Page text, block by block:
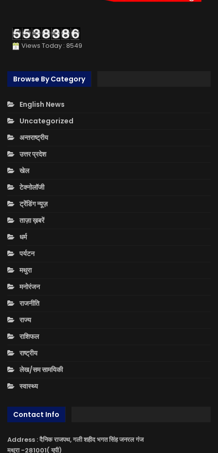
Views Today : 8549
Browse By Category
English News
Uncategorized
अन्तराष्ट्रीय
उत्तर प्रदेश
खेल
टेक्नोलॉजी
ट्रेंडिंग न्यूज़
ताज़ा ख़बरें
धर्म
पर्यटन
मथुरा
मनोरंजन
राजनीति
राज्य
राशिफल
राष्ट्रीय
लेख/सम सामयिकी
स्वास्थ्य
Contact Info
Address : दैनिक राजपथ, गली शहीद भगत सिंह जनरल गंज
मथुरा -281001( यूपी)